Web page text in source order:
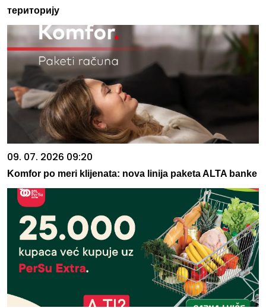
територију
09. 07. 2026 09:20
Komfor po meri klijenata: nova linija paketa ALTA banke